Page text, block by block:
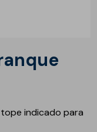
indicado para